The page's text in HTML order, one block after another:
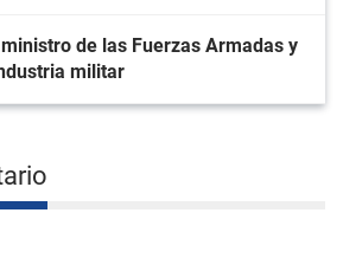
ministro de las Fuerzas Armadas y
militar